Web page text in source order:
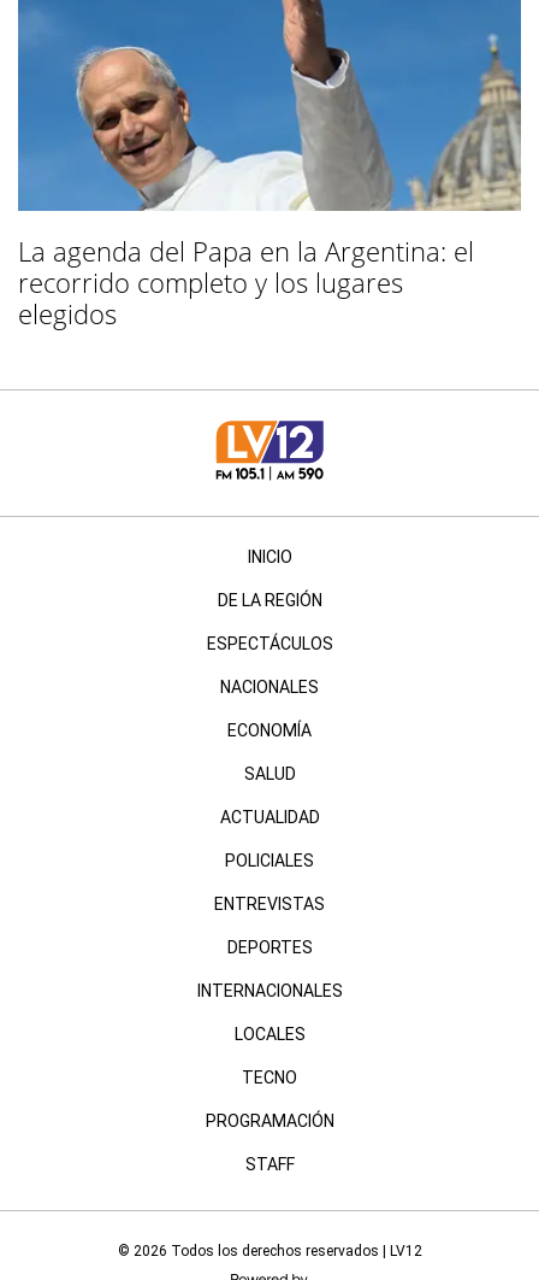
La agenda del Papa en la Argentina: el
recorrido completo y los lugares
elegidos
INICIO
DE LA REGIÓN
ESPECTÁCULOS
NACIONALES
ECONOMÍA
SALUD
ACTUALIDAD
POLICIALES
ENTREVISTAS
DEPORTES
INTERNACIONALES
LOCALES
TECNO
PROGRAMACIÓN
STAFF
© 2026 Todos los derechos reservados | LV12